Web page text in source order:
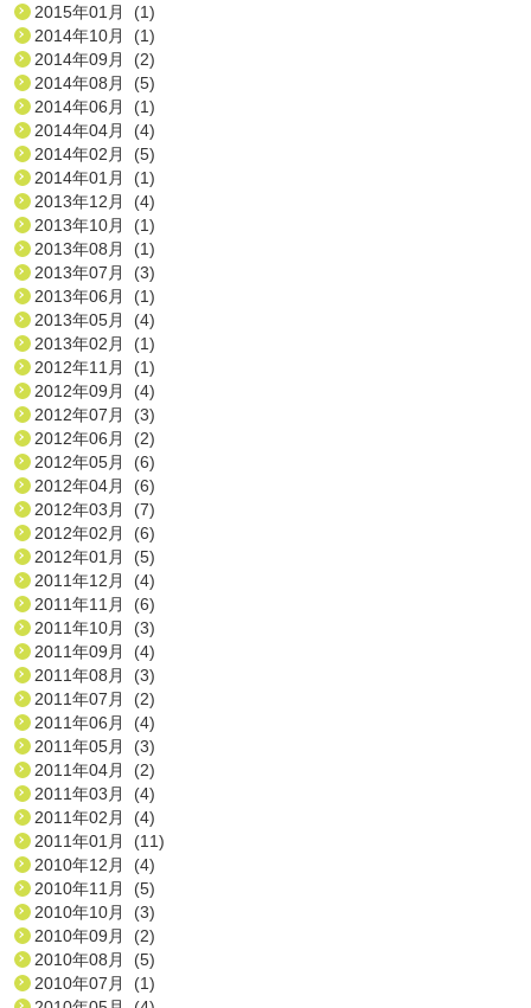
2015年01月 (1)
2014年10月 (1)
2014年09月 (2)
2014年08月 (5)
2014年06月 (1)
2014年04月 (4)
2014年02月 (5)
2014年01月 (1)
2013年12月 (4)
2013年10月 (1)
2013年08月 (1)
2013年07月 (3)
2013年06月 (1)
2013年05月 (4)
2013年02月 (1)
2012年11月 (1)
2012年09月 (4)
2012年07月 (3)
2012年06月 (2)
2012年05月 (6)
2012年04月 (6)
2012年03月 (7)
2012年02月 (6)
2012年01月 (5)
2011年12月 (4)
2011年11月 (6)
2011年10月 (3)
2011年09月 (4)
2011年08月 (3)
2011年07月 (2)
2011年06月 (4)
2011年05月 (3)
2011年04月 (2)
2011年03月 (4)
2011年02月 (4)
2011年01月 (11)
2010年12月 (4)
2010年11月 (5)
2010年10月 (3)
2010年09月 (2)
2010年08月 (5)
2010年07月 (1)